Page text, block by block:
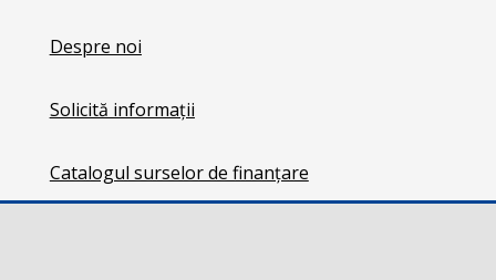
Despre noi
Solicită informații
Catalogul surselor de finanțare